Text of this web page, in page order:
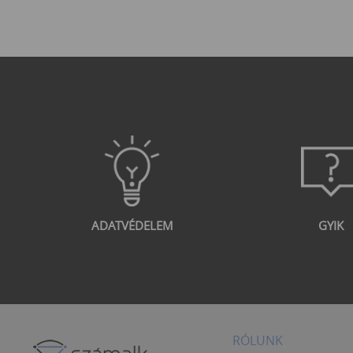
ADATVÉDELEM GYIK
RÓLUNK